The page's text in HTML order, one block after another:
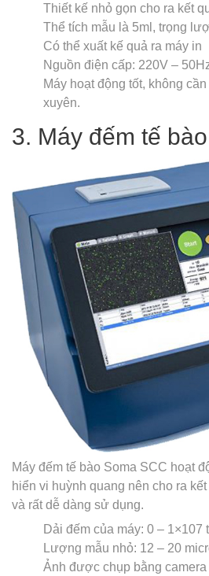
Thiết kế nhỏ gọn cho ra kết
Thể tích mẫu là 5ml, trọng
Có thể xuất kế quả ra máy in
Nguồn điện cấp: 220V –
Máy hoạt động tốt, không
xuyên.
3. Máy đếm tế
Máy đếm tế bào Soma SCC hoạt
hiển vi huỳnh quang nên cho ra
và rất dễ dàng sử dụng.
Dải đếm của máy: 0 – 1×107
Lượng mẫu nhỏ: 12 – 20
Ảnh được chụp bằng camera